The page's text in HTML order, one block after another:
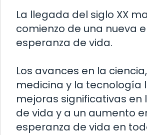
La llegada del siglo XX
comienzo de una nueva
esperanza de vida.
Los avances en la
medicina y la tecnología
mejoras significativas en
de vida y a un aumento
esperanza de vida en